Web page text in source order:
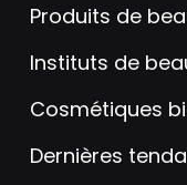
Produits de
Instituts de
Cosmétiques
Dernières